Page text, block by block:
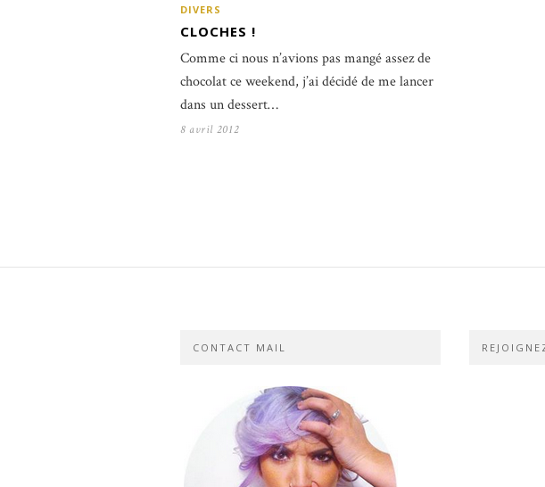
DIVERS
CLOCHES !
Comme ci nous n’avions pas mangé assez de
chocolat ce weekend, j’ai décidé de me lancer
dans un dessert…
8 avril 2012
CONTACT MAIL